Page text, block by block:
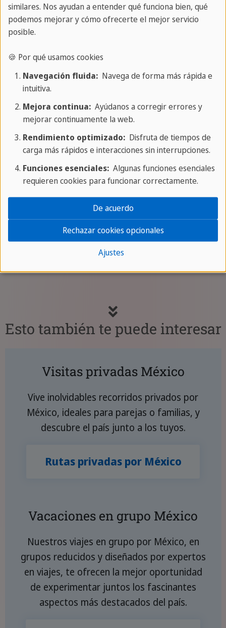
Decídete por Sprachcaffe Travel
Llevamos 40 años liderando los viajes a México,
Cuba y Centroamérica. Con más de 200.000
viajeros satisfechos, hemos adquirido un amplio
conocimiento y comprensión de estas regiones.
sector garantiza la máxima fiabilidad y calidad.
Disfruta de tus vacaciones con las normas legales
alemanas y la protección total de los viajes
combinados para una seguridad máxima.
sobre nosotros
Esto también te puede interesar
Visitas privadas México
Vive inolvidables recorridos privados por
México, ideales para parejas o familias, y
descubre el país junto a los tuyos.
Rutas privadas por México
Vacaciones en grupo México
Nuestros viajes en grupo por México, en
grupos reducidos y diseñados por expertos
en viajes, te ofrecen la mejor oportunidad
de experimentar juntos los fascinantes
aspectos más destacados del país.
similares. Nos ayudan a entender qué funciona bien, qué
podemos mejorar y cómo ofrecerte el mejor servicio
posible.
🍪 Por qué usamos cookies
Navegación fluida:Navega de forma más rápida e
intuitiva.
Mejora continua:Ayúdanos a corregir errores y
mejorar continuamente la web.
Rendimiento optimizado:Disfruta de tiempos de
carga más rápidos e interacciones sin interrupciones.
Funciones esenciales:Algunas funciones esenciales
requieren cookies para funcionar correctamente.
Ajustes
Rechazar cookies opcionales
De acuerdo